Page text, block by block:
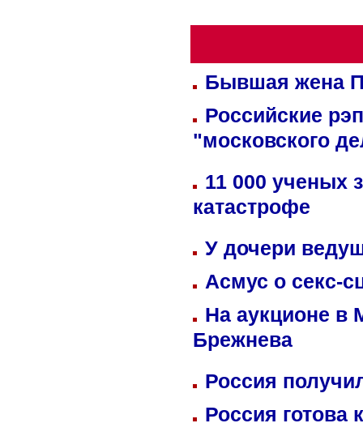
Бывшая жена
Российские
"московского
11 000 ученых
катастрофе
У дочери
Асмус о секс-
На аукционе в
Брежнева
Россия
Россия готова